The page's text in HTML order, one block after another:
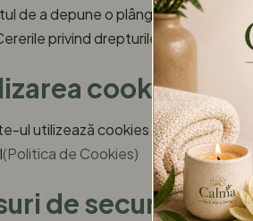
de a depune o plângere la o
privind drepturile Utilizatorilor
cookies
ul utilizează cookies pentru a
(Politica de Cookies)
de securitate